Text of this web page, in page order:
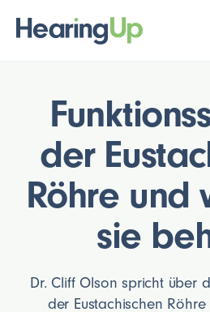
der
Röhre und
sie
Dr. Cliff Olson spricht über
der Eustachischen